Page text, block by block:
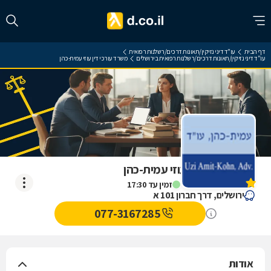
דף הבית עו"ד דיני נזיקין/תאונות דרכים/רשלנות רפואית
עו"ד דיני נזיקין/תאונות דרכים/רשלנות רפואית בירושלים משרד עורכי דין עוזי עמית-כהן
זמין עד 17:30
משרד עורכי דין עוזי עמית-כהן
ירושלים, דרך חברון 101 א
077-3167285
אודות